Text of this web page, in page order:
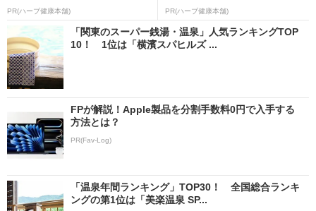
PR(ハーブ健康本舗) PR(ハーブ健康本舗)
「関東のスーパー銭湯・温泉」人気ランキングTOP
10！ 1位は「横濱スパヒルズ ...
FPが解説！Apple製品を分割手数料0円で入手する
方法とは？
PR(Fav-Log)
「温泉年間ランキング」TOP30！ 全国総合ランキ
ングの第1位は「美楽温泉 SP...